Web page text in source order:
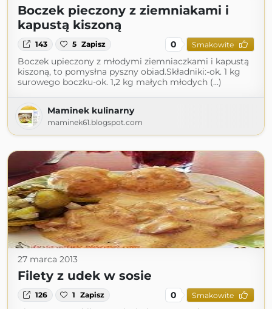
Boczek pieczony z ziemniakami i
kapustą kiszoną
143 5 Zapisz 0 Smakowite
Boczek upieczony z młodymi ziemniaczkami i kapustą
kiszoną, to pomysłna pyszny obiad.Składniki:-ok. 1 kg
surowego boczku-ok. 1,2 kg małych młodych (...)
Maminek kulinarny
maminek61.blogspot.com
27 marca 2013
Filety z udek w sosie
126 1 Zapisz 0 Smakowite